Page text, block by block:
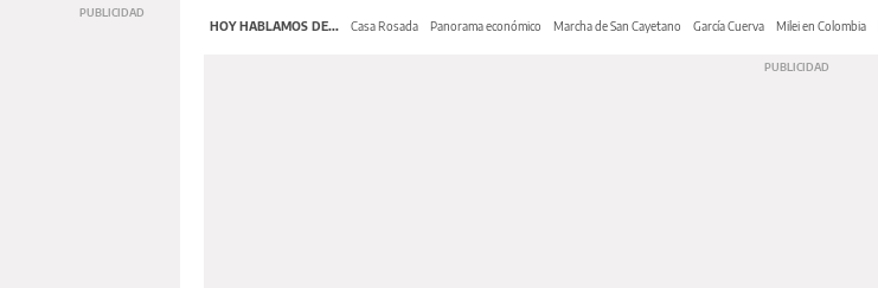
HOY HABLAMOS DE... Casa Rosada Panorama económico Marcha de San Cayetano García Cuerva Milei en Colombia